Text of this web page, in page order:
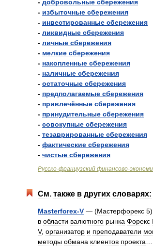
- добровольные сбережения
- избыточные сбережения
- инвестированные сбережения
- ликвидные сбережения
- личные сбережения
- мелкие сбережения
- накопленные сбережения
- наличные сбережения
- остаточные сбережения
- предполагаемые сбережения
- привлечённые сбережения
- принудительные сбережения
- совокупные сбережения
- тезаврированные сбережения
- фактические сбережения
- чистые сбережения
Русско-французский финансово-
См. также в других словарях:
Masterforex-V — (Мастерфорекс 5)
в области валютного рынка Форекс
V, организатор и преподаватели
методы обмана клиентов проекта